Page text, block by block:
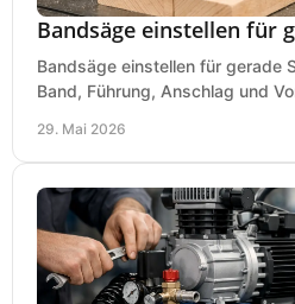
Bandsäge einstellen für
Bandsäge einstellen für gerade
Band, Führung, Anschlag und
29. Mai 2026